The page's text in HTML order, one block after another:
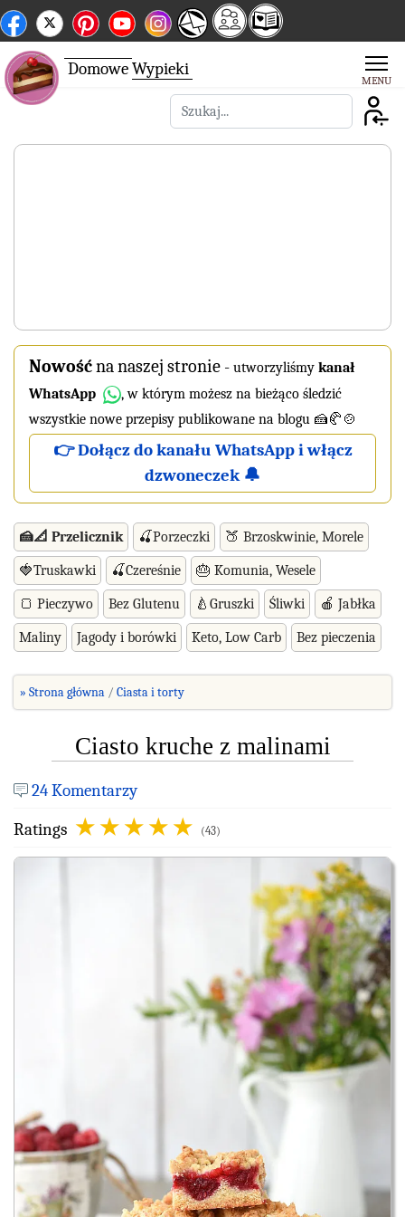
DomoweWypieki
Szukaj
Nowośćna naszej stronie - utworzyliśmy kanał
WhatsApp
, w którym możesz na bieżąco śledzić
wszystkie nowe przepisy publikowane na blogu 🍰🥐🍲
👉 Dołącz do kanału WhatsApp i włącz
dzwoneczek 🔔
🍰📐 Przelicznik 🍒Porzeczki 🍑 Brzoskwinie, Morele
🍓Truskawki 🍒Czereśnie 🎂 Komunia, Wesele
🍞 Pieczywo Bez Glutenu 🍐Gruszki Śliwki 🍎 Jabłka
Maliny Jagody i borówki Keto, Low Carb Bez pieczenia
» Strona główna Ciasta i torty
Ciasto kruche z malinami
24 Komentarzy
Ratings
(43)